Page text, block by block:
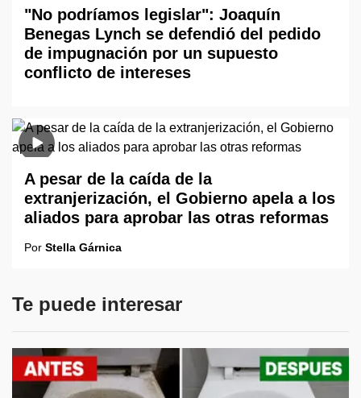
"No podríamos legislar": Joaquín
Benegas Lynch se defendió del pedido
de impugnación por un supuesto
conflicto de intereses
A pesar de la caída de la
extranjerización, el Gobierno apela a los
aliados para aprobar las otras reformas
Por Stella Gárnica
Te puede interesar